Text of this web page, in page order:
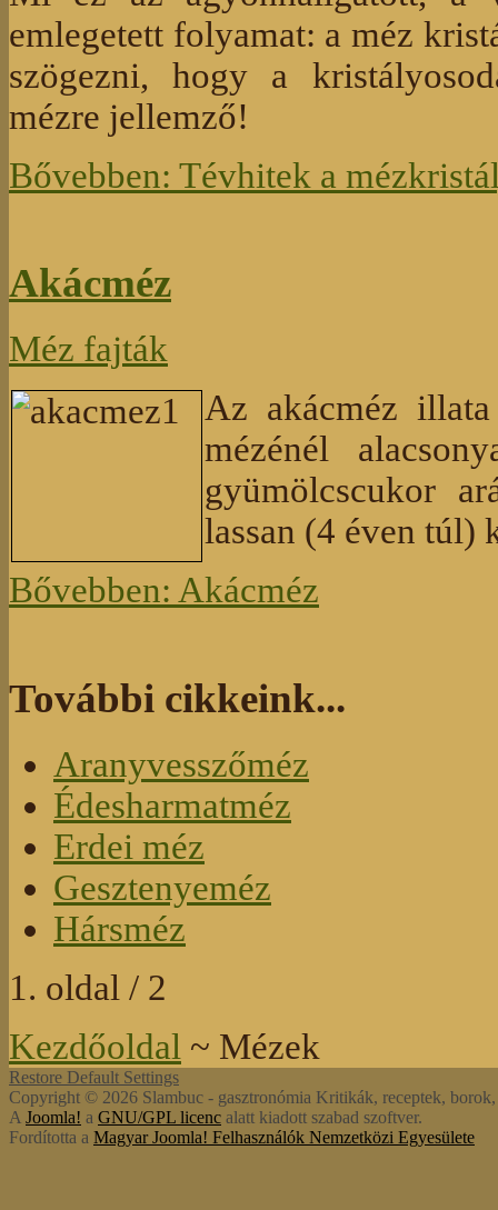
emlegetett folyamat: a méz
szögezni, hogy a
mézre jellemző!
Bővebben: Tévhitek a
Akácméz
Méz fajták
Az akácméz
mézénél
gyümölcscukor
lassan (4 éven túl)
Bővebben: Akácméz
További cikkeink...
Aranyvesszőméz
Édesharmatméz
Erdei méz
Gesztenyeméz
Hársméz
1. oldal / 2
Kezdőoldal ~ Mézek
Restore Default Settings
Copyright © 2026 Slambuc - gasztronómia Kritikák, receptek,
A Joomla! a GNU/GPL licenc alatt kiadott szabad szoftver.
Fordította a Magyar Joomla! Felhasználók Nemzetközi Egyesülete